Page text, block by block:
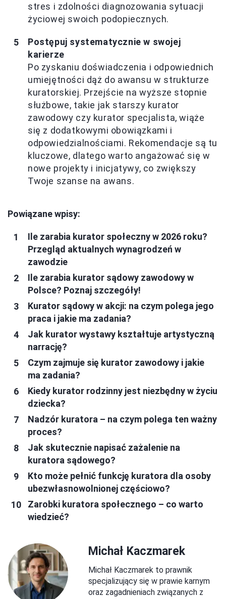
stres i zdolności diagnozowania sytuacji
życiowej swoich podopiecznych.
Postępuj systematycznie w swojej
karierze
Po zyskaniu doświadczenia i odpowiednich
umiejętności dąż do awansu w strukturze
kuratorskiej. Przejście na wyższe stopnie
służbowe, takie jak starszy kurator
zawodowy czy kurator specjalista, wiąże
się z dodatkowymi obowiązkami i
odpowiedzialnościami. Rekomendacje są tu
kluczowe, dlatego warto angażować się w
nowe projekty i inicjatywy, co zwiększy
Twoje szanse na awans.
Powiązane wpisy:
Ile zarabia kurator społeczny w 2026 roku?
Przegląd aktualnych wynagrodzeń w
zawodzie
Ile zarabia kurator sądowy zawodowy w
Polsce? Poznaj szczegóły!
Kurator sądowy w akcji: na czym polega jego
praca i jakie ma zadania?
Jak kurator wystawy kształtuje artystyczną
narrację?
Czym zajmuje się kurator zawodowy i jakie
ma zadania?
Kiedy kurator rodzinny jest niezbędny w życiu
dziecka?
Nadzór kuratora – na czym polega ten ważny
proces?
Jak skutecznie napisać zażalenie na
kuratora sądowego?
Kto może pełnić funkcję kuratora dla osoby
ubezwłasnowolnionej częściowo?
Zarobki kuratora społecznego – co warto
wiedzieć?
Michał Kaczmarek
Michał Kaczmarek to prawnik
specjalizujący się w prawie karnym
oraz zagadnieniach związanych z